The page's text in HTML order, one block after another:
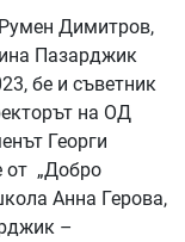
Димитров,
Пазарджик
бе и съветник
на ОД
Георги
от „Добро
Анна Герова,
–